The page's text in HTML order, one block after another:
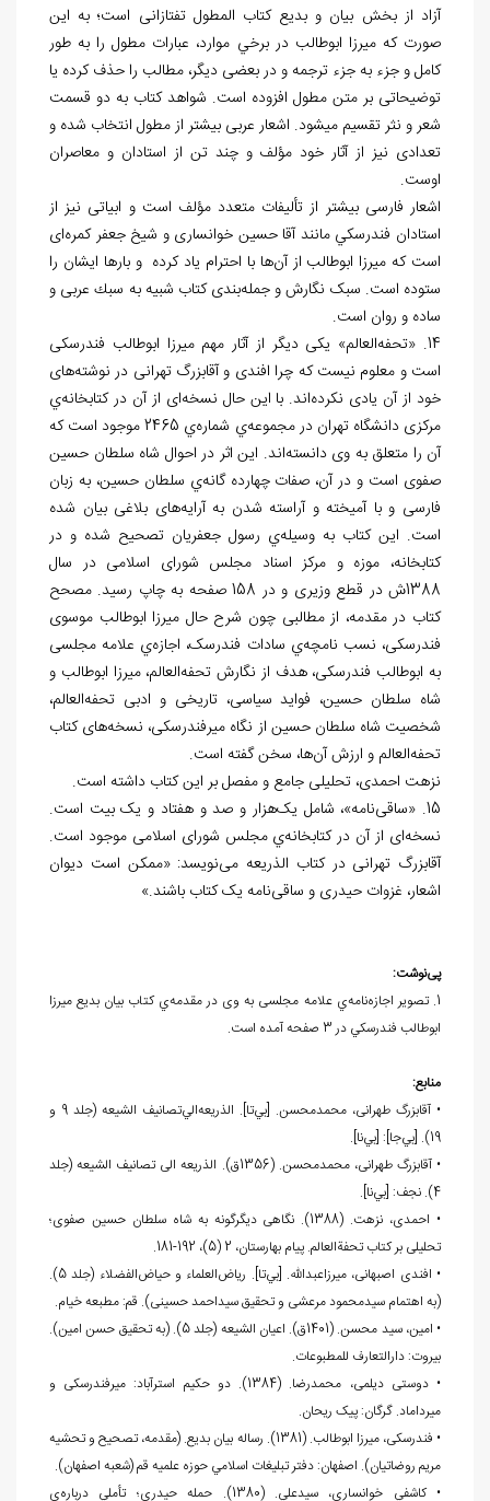
آزاد از بخش بیان و بدیع کتاب المطول تفتازانی است؛ به این
صورت که میرزا ابوطالب در برخي موارد، عبارات مطول را به ‌طور
كامل و جزء به جزء ترجمه و در بعضی دیگر، مطالب را حذف کرده یا
توضیحاتی بر متن مطول افزوده است. شواهد کتاب به دو قسمت
شعر و نثر تقسیم می‏شود. اشعار عربی بیشتر از مطول انتخاب شده و
تعدادی نیز از آثار خود مؤلف و چند تن از استادان و معاصران
اوست.
اشعار فارسی بیشتر از تألیفات متعدد مؤلف است و ابیاتی نیز از
استادان فندرسكي مانند آقا حسین خوانساری و شیخ جعفر کمره‌ای
است که میرزا ابوطالب از آن‌ها با احترام یاد کرده و بارها ايشان را
ستوده است. سبک نگارش و جمله‌بندی کتاب شبیه به سبك عربی و
ساده و روان است.
14. «تحفه‌العالم» یکی دیگر از آثار مهم میرزا ابوطالب فندرسکی
است و معلوم نیست که چرا افندی و آقابزرگ تهرانی در نوشته‌های
خود از آن یادی نکرده‌اند. با این حال نسخه‌ای از آن در کتابخانه‌ي
مرکزی دانشگاه تهران در مجموعه‌ي شماره‌ي 2465 موجود است که
آن را متعلق به وی دانسته‌اند. این اثر در احوال شاه سلطان حسین
صفوی است و در آن، صفات چهارده گانه‌ي سلطان حسین، به زبان
فارسی و با آمیخته و آراسته شدن به آرایه‌های بلاغی بیان شده
است. این کتاب به وسیله‌ي رسول جعفریان تصحیح شده و در
کتابخانه، موزه و مرکز اسناد مجلس شورای اسلامی در سال
1388ش در قطع وزیری و در 158 صفحه به چاپ رسید. مصحح
کتاب در مقدمه، از مطالبی چون شرح حال میرزا ابوطالب موسوی
فندرسکی، نسب نامچه‌ي سادات فندرسک، اجازه‌ي علامه مجلسی
به ابوطالب فندرسکی، هدف از نگارش تحفه‌العالم، میرزا ابوطالب و
شاه سلطان حسین، فواید سیاسی، تاریخی و ادبی تحفه‌العالم،
شخصیت شاه سلطان حسین از نگاه میرفندرسکی، نسخه‌های کتاب
تحفه‌العالم و ارزش آن‌ها، سخن گفته است.
نزهت احمدی، تحلیلی جامع و مفصل بر این کتاب داشته است.
15. «ساقی‌نامه»، شامل یک‌هزار و صد و هفتاد و یک بیت است.
نسخه‌ای از آن در کتابخانه‌ي مجلس شورای اسلامی موجود است.
آقابزرگ تهرانی در کتاب الذریعه می‌نویسد: «ممکن است دیوان
اشعار، غزوات حیدری و ساقی‌نامه یک کتاب باشند.»
پی‌نوشت:
1. تصویر اجازه‌نامه‌ي علامه مجلسی به وی در مقدمه‌ي کتاب بیان بدیع ميرزا
ابوطالب فندرسكي در 3 صفحه آمده است.
منابع:
• آقابزرگ طهرانی، محمدمحسن. [بي‌تا]. الذريعه‌الي‌تصانيف الشيعه (جلد 9 و
19). [بي‌جا]: [بي‌نا].
• آقابزرگ طهرانی، محمدمحسن. (1356ق). الذریعه الی تصانیف الشیعه (جلد
4). نجف: [بي‌نا].
• احمدی، نزهت. (1388). نگاهی دیگرگونه به شاه سلطان حسین صفوی؛
تحلیلی بر کتاب تحفة‌العالم. پیام بهارستان، 2 (5)، 192-181.
• افندی اصبهانی، میرزاعبدالله. [بي‌تا]. ریاض‌العلماء و حیاض‌الفضلاء (جلد 5).
(به اهتمام سیدمحمود مرعشی و تحقیق سیداحمد حسینی). قم: مطبعه خیام.
• امین، سید محسن. (1401ق). اعیان الشیعه (جلد 5). (به تحقیق حسن امین).
بیروت: دارالتعارف للمطبوعات.
• دوستی دیلمی، محمدرضا. (1384). دو حکیم استرآباد: میرفندرسکی و
میرداماد. گرگان: پیک ریحان.
• فندرسکی، میرزا ابوطالب. (1381). رساله بیان بدیع. (مقدمه، تصحیح و تحشیه
مریم روضاتیان). اصفهان: دفتر تبليغات اسلامي حوزه علميه قم (شعبه اصفهان).
• كاشفي خوانساري، سيدعلي. (1380). حمله حيدري؛ تأملي درباره‌ي